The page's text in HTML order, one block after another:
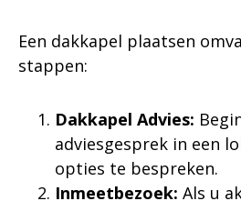
Een dakkapel plaatsen
stappen:
Dakkapel Advies:
adviesgesprek in een
opties te bespreken.
Inmeetbezoek: Als u